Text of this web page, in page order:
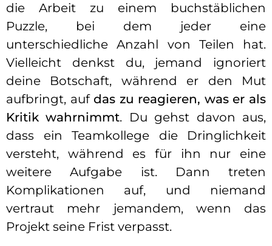
die Arbeit zu einem buchstäblichen
Puzzle, bei dem jeder eine
unterschiedliche Anzahl von Teilen hat.
Vielleicht denkst du, jemand ignoriert
deine Botschaft, während er den Mut
aufbringt, aufdas zu reagieren, was er als
Kritik wahrnimmt. Du gehst davon aus,
dass ein Teamkollege die Dringlichkeit
versteht, während es für ihn nur eine
weitere Aufgabe ist. Dann treten
Komplikationen auf, und niemand
vertraut mehr jemandem, wenn das
Projekt seine Frist verpasst.